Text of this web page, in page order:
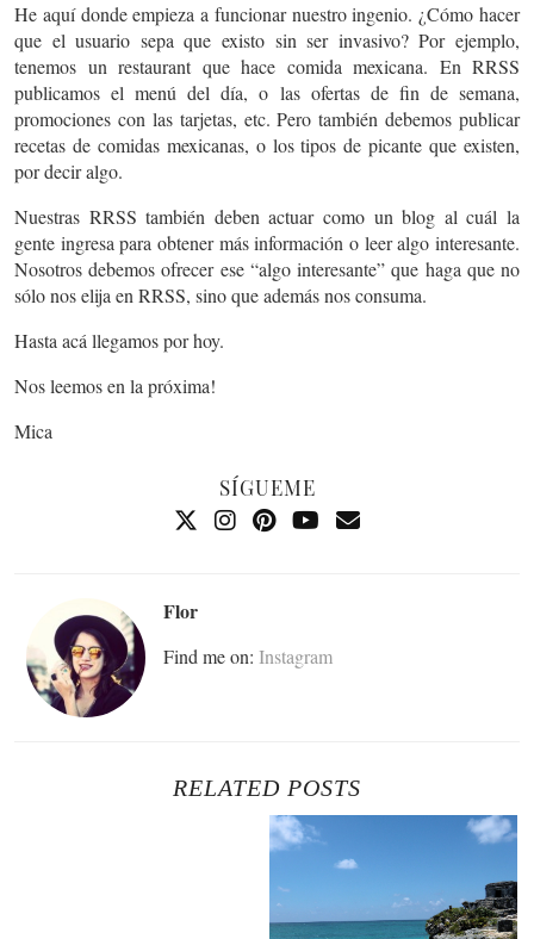
He aquí donde empieza a funcionar nuestro ingenio. ¿Cómo hacer
que el usuario sepa que existo sin ser invasivo? Por ejemplo,
tenemos un restaurant que hace comida mexicana. En RRSS
publicamos el menú del día, o las ofertas de fin de semana,
promociones con las tarjetas, etc. Pero también debemos publicar
recetas de comidas mexicanas, o los tipos de picante que existen,
por decir algo.
Nuestras RRSS también deben actuar como un blog al cuál la
gente ingresa para obtener más información o leer algo interesante.
Nosotros debemos ofrecer ese “algo interesante” que haga que no
sólo nos elija en RRSS, sino que además nos consuma.
Hasta acá llegamos por hoy.
Nos leemos en la próxima!
Mica
SÍGUEME
Flor
Find me on: Instagram
RELATED POSTS